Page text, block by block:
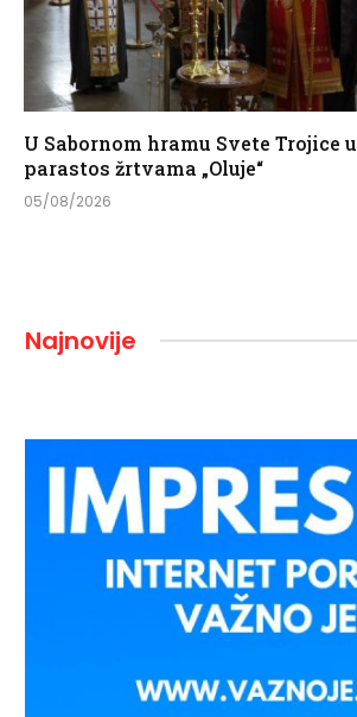
U Sabornom hramu Svete Trojice
parastos žrtvama „Oluje“
05/08/2026
Najnovije